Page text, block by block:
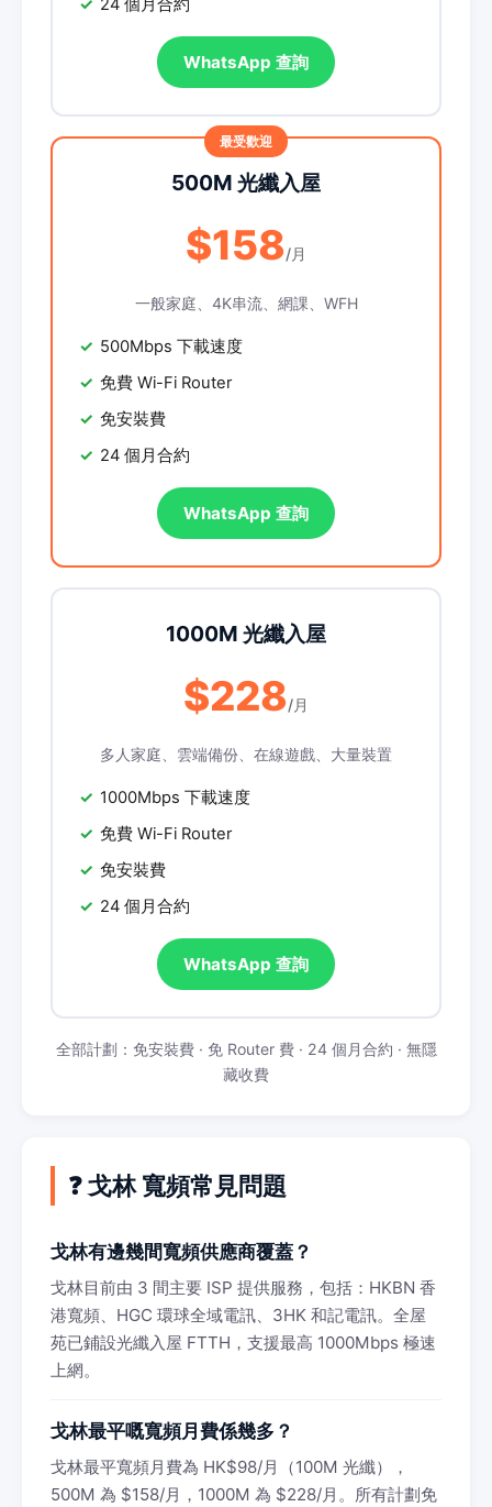
24 個月合約
WhatsApp 查詢
500M 光纖入屋
$158/月
一般家庭、4K串流、網課、WFH
500Mbps 下載速度
免費 Wi-Fi Router
免安裝費
24 個月合約
WhatsApp 查詢
1000M 光纖入屋
$228/月
多人家庭、雲端備份、在線遊戲、大量裝置
1000Mbps 下載速度
免費 Wi-Fi Router
免安裝費
24 個月合約
WhatsApp 查詢
全部計劃：免安裝費 · 免 Router 費 · 24 個月合約 · 無隱
藏收費
❓ 戈林 寬頻常見問題
戈林有邊幾間寬頻供應商覆蓋？
戈林目前由 3 間主要 ISP 提供服務，包括：HKBN 香
港寬頻、HGC 環球全域電訊、3HK 和記電訊。全屋
苑已鋪設光纖入屋 FTTH，支援最高 1000Mbps 極速
上網。
戈林最平嘅寬頻月費係幾多？
戈林最平寬頻月費為 HK$98/月（100M 光纖），
500M 為 $158/月，1000M 為 $228/月。所有計劃免